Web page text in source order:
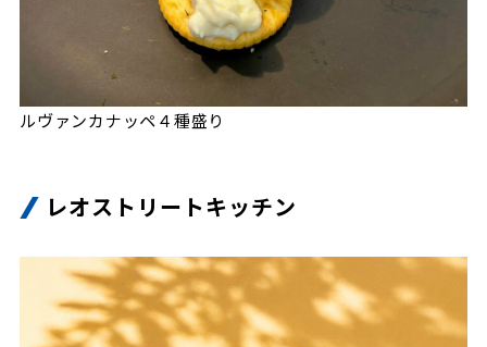
ルヴァンカナッペ４種盛り
レオストリートキッチン